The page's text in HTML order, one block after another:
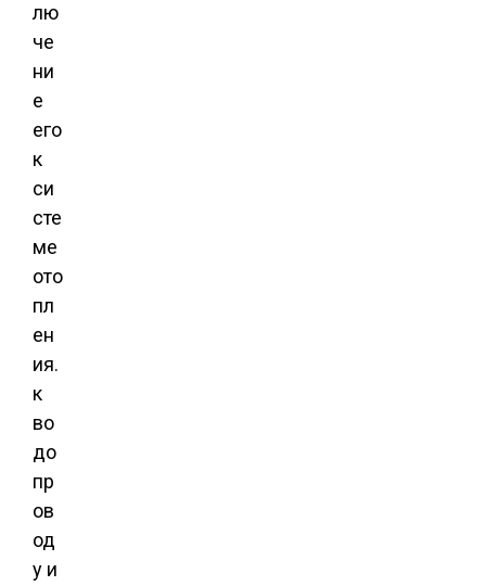
лю
че
ни
е
его
к
си
сте
ме
ото
пл
ен
ия.
к
во
до
пр
ов
од
у и